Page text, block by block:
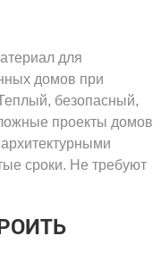
для
домов при
безопасный,
проекты домов
сроки. Не требуют